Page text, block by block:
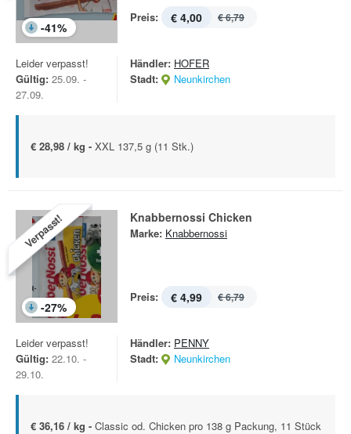
-41%
Preis: € 4,00 € 6,79
Leider verpasst!
Gültig: 25.09. -
27.09.
Händler: HOFER
Stadt:
Neunkirchen
€ 28,98 / kg - XXL 137,5 g (11 Stk.)
Verpasst!
-27%
Knabbernossi Chicken
Marke: Knabbernossi
Preis: € 4,99 € 6,79
Leider verpasst!
Gültig: 22.10. -
29.10.
Händler: PENNY
Stadt:
Neunkirchen
€ 36,16 / kg - Classic od. Chicken pro 138 g Packung, 11 Stück